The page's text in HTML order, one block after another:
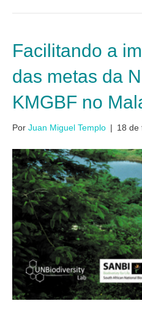
Facilitando a
das metas da
KMGBF no
Por Juan Miguel Templo | 18 de